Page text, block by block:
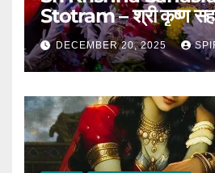
Stotram – श्री कृष्ण
DECEMBER 20, 2025